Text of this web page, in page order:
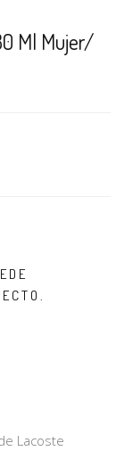
Ml Mujer/
Lacoste